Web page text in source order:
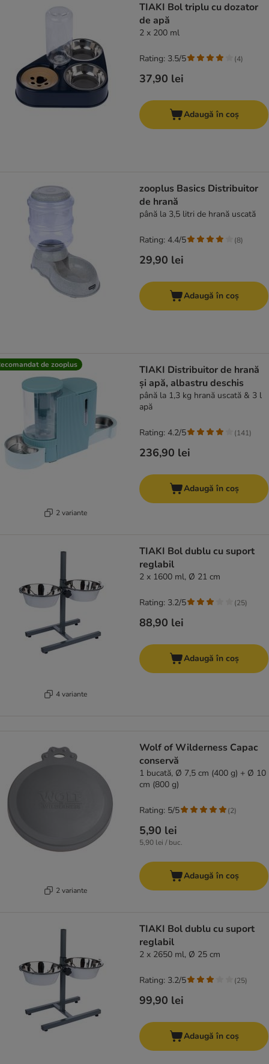
TIAKI Bol triplu cu dozator
de apă
2 x 200 ml
37,90 lei
Rating: 3.5/5 (4)
Adaugă în coș
zooplus Basics Distribuitor
de hrană
până la 3,5 litri de hrană uscată
29,90 lei
Rating: 4.4/5 (8)
Adaugă în coș
de zooplus
2 variante
TIAKI Distribuitor de hrană
și apă, albastru deschis
până la 1,3 kg hrană uscată & 3 l
apă
236,90 lei
Rating: 4.2/5 (141)
Adaugă în coș
4 variante
TIAKI Bol dublu cu suport
reglabil
2 x 1600 ml, Ø 21 cm
88,90 lei
Rating: 3.2/5 (25)
Adaugă în coș
2 variante
Wolf of Wilderness Capac
conservă
1 bucată, Ø 7,5 cm (400 g) + Ø 10
cm (800 g)
5,90 lei
5,90 lei / buc.
Rating: 5/5 (2)
Adaugă în coș
TIAKI Bol dublu cu suport
reglabil
2 x 2650 ml, Ø 25 cm
99,90 lei
Rating: 3.2/5 (25)
Adaugă în coș